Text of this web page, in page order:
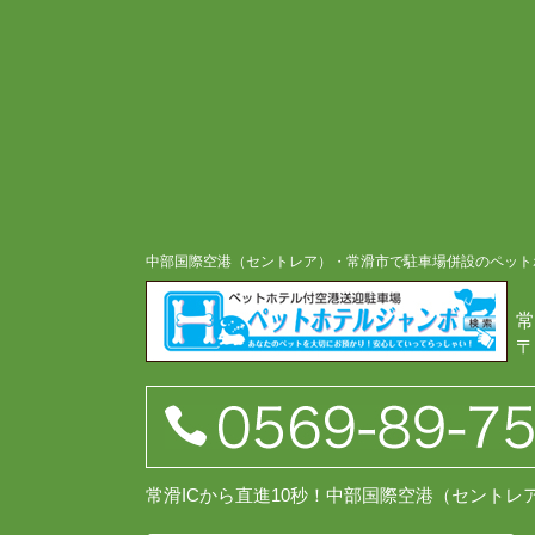
中部国際空港（セントレア）・常滑市で駐車場併設のペッ
常滑ICから直進10秒！中部国際空港（セントレ